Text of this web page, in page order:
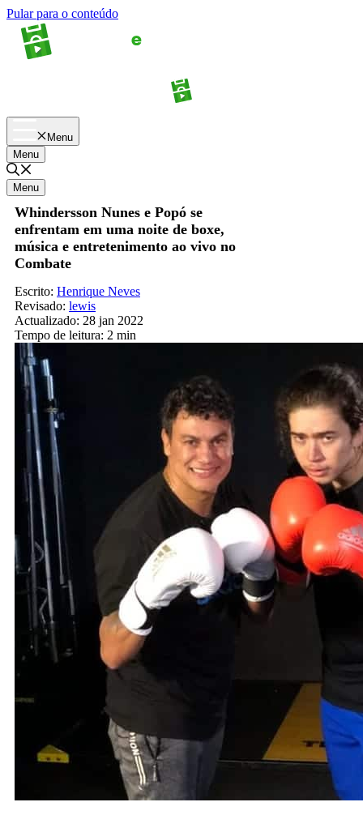
Pular para o conteúdo
Menu
Menu
Menu
Whindersson Nunes e Popó se
enfrentam em uma noite de boxe,
música e entretenimento ao vivo no
Combate
Escrito: Henrique Neves
Revisado: lewis
Actualizado: 28 jan 2022
Tempo de leitura: 2 min